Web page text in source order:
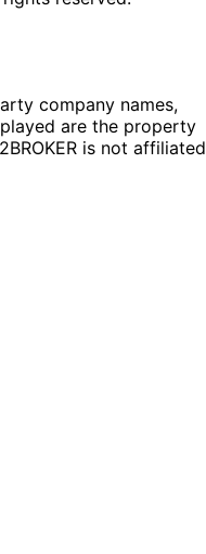
company names,
are the property
is not affiliated